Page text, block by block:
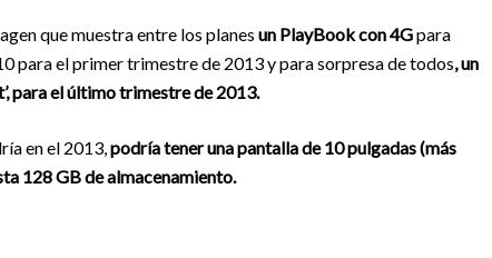
que muestra entre los planes un PlayBook con 4Gpara
para el primer trimestre de 2013 y para sorpresa de todos, un
para el último trimestre de 2013.
en el 2013,podría tener una pantalla de 10 pulgadas (más
128 GB de almacenamiento.